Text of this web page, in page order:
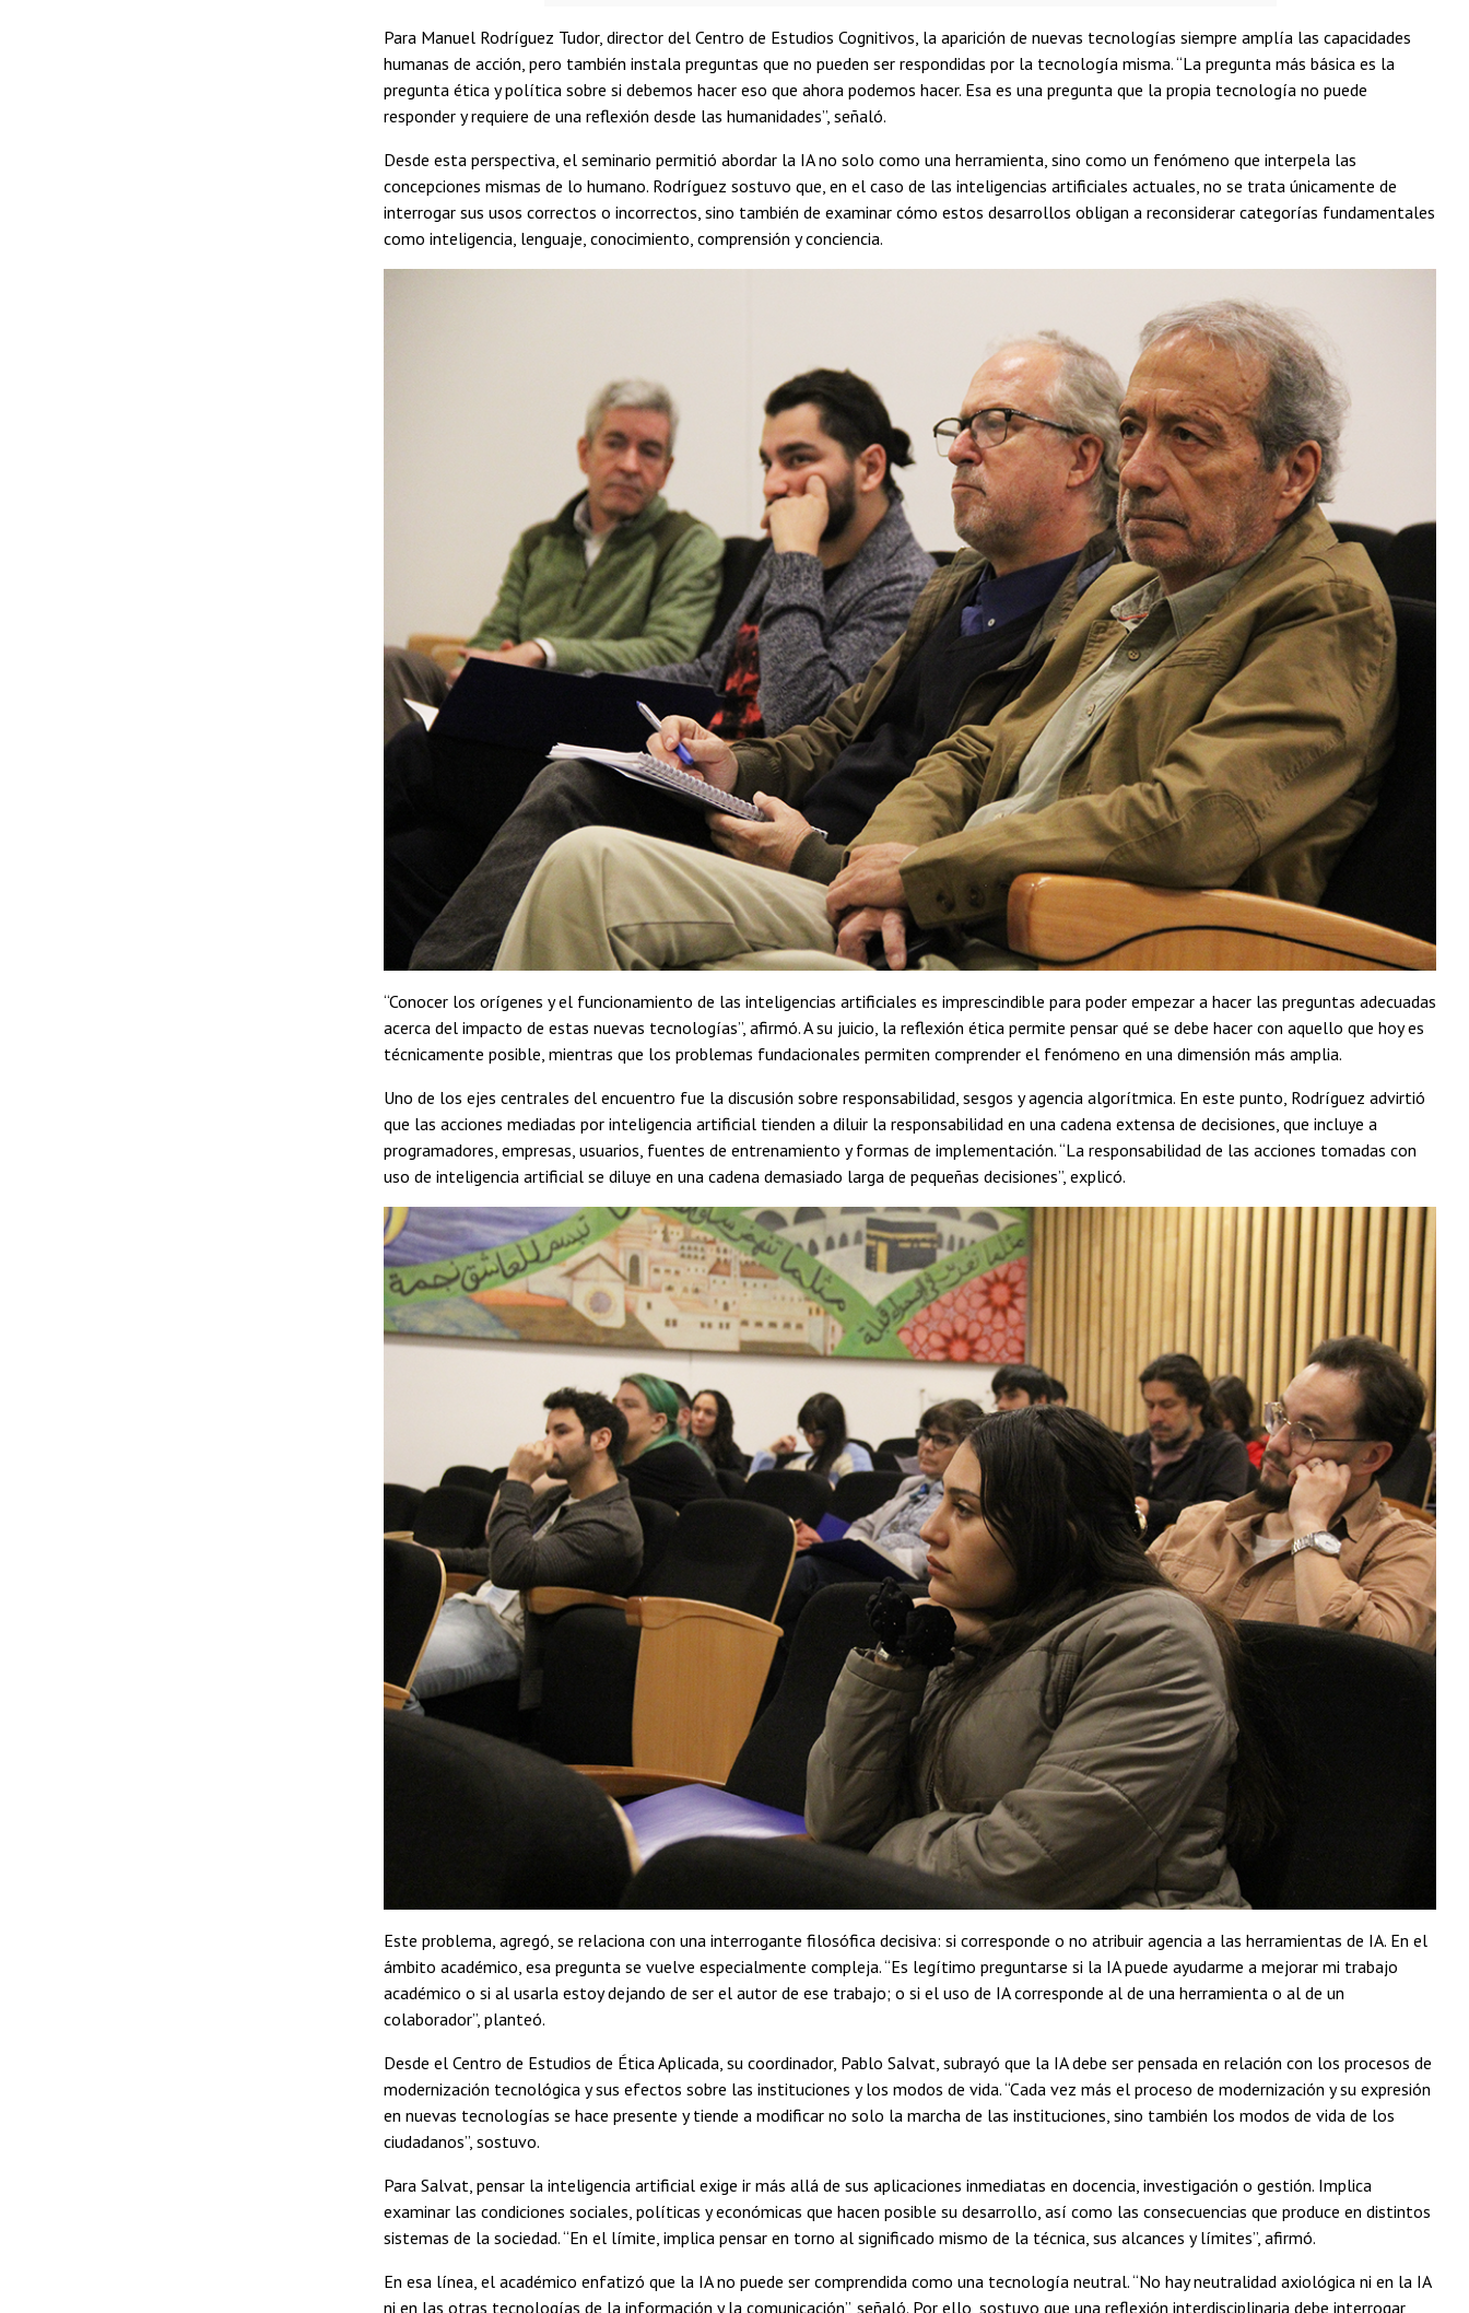
Para Manuel Rodríguez Tudor, director del Centro de Estudios Cognitivos, la aparición de nuevas tecnologías siempre amplía las capacidades
humanas de acción, pero también instala preguntas que no pueden ser respondidas por la tecnología misma. “La pregunta más básica es la
pregunta ética y política sobre si debemos hacer eso que ahora podemos hacer. Esa es una pregunta que la propia tecnología no puede
responder y requiere de una reflexión desde las humanidades”, señaló.
Desde esta perspectiva, el seminario permitió abordar la IA no solo como una herramienta, sino como un fenómeno que interpela las
concepciones mismas de lo humano. Rodríguez sostuvo que, en el caso de las inteligencias artificiales actuales, no se trata únicamente de
interrogar sus usos correctos o incorrectos, sino también de examinar cómo estos desarrollos obligan a reconsiderar categorías fundamentales
como inteligencia, lenguaje, conocimiento, comprensión y conciencia.
“Conocer los orígenes y el funcionamiento de las inteligencias artificiales es imprescindible para poder empezar a hacer las preguntas adecuadas
acerca del impacto de estas nuevas tecnologías”, afirmó. A su juicio, la reflexión ética permite pensar qué se debe hacer con aquello que hoy es
técnicamente posible, mientras que los problemas fundacionales permiten comprender el fenómeno en una dimensión más amplia.
Uno de los ejes centrales del encuentro fue la discusión sobre responsabilidad, sesgos y agencia algorítmica. En este punto, Rodríguez advirtió
que las acciones mediadas por inteligencia artificial tienden a diluir la responsabilidad en una cadena extensa de decisiones, que incluye a
programadores, empresas, usuarios, fuentes de entrenamiento y formas de implementación. “La responsabilidad de las acciones tomadas con
uso de inteligencia artificial se diluye en una cadena demasiado larga de pequeñas decisiones”, explicó.
Este problema, agregó, se relaciona con una interrogante filosófica decisiva: si corresponde o no atribuir agencia a las herramientas de IA. En el
ámbito académico, esa pregunta se vuelve especialmente compleja. “Es legítimo preguntarse si la IA puede ayudarme a mejorar mi trabajo
académico o si al usarla estoy dejando de ser el autor de ese trabajo; o si el uso de IA corresponde al de una herramienta o al de un
colaborador”, planteó.
Desde el Centro de Estudios de Ética Aplicada, su coordinador, Pablo Salvat, subrayó que la IA debe ser pensada en relación con los procesos de
modernización tecnológica y sus efectos sobre las instituciones y los modos de vida. “Cada vez más el proceso de modernización y su expresión
en nuevas tecnologías se hace presente y tiende a modificar no solo la marcha de las instituciones, sino también los modos de vida de los
ciudadanos”, sostuvo.
Para Salvat, pensar la inteligencia artificial exige ir más allá de sus aplicaciones inmediatas en docencia, investigación o gestión. Implica
examinar las condiciones sociales, políticas y económicas que hacen posible su desarrollo, así como las consecuencias que produce en distintos
sistemas de la sociedad. “En el límite, implica pensar en torno al significado mismo de la técnica, sus alcances y límites”, afirmó.
En esa línea, el académico enfatizó que la IA no puede ser comprendida como una tecnología neutral. “No hay neutralidad axiológica ni en la IA
ni en las otras tecnologías de la información y la comunicación”, señaló. Por ello, sostuvo que una reflexión interdisciplinaria debe interrogar